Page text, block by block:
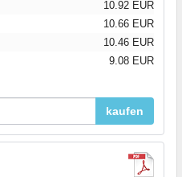
10.92 EUR
10.66 EUR
10.46 EUR
9.08 EUR
kaufen